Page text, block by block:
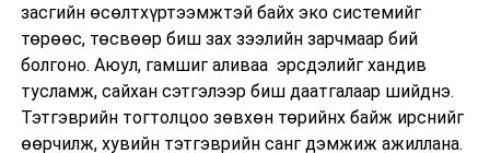
засгийн өсөлтхүртээмжтэй байх эко системийг
төрөөс, төсвөөр биш зах зээлийн зарчмаар бий
болгоно. Аюул, гамшиг аливаа эрсдэлийг хандив
тусламж, сайхан сэтгэлээр биш даатгалаар шийднэ.
Тэтгэврийн тогтолцоо зөвхөн төрийнх байж ирснийг
өөрчилж, хувийн тэтгэврийн санг дэмжиж ажиллана.